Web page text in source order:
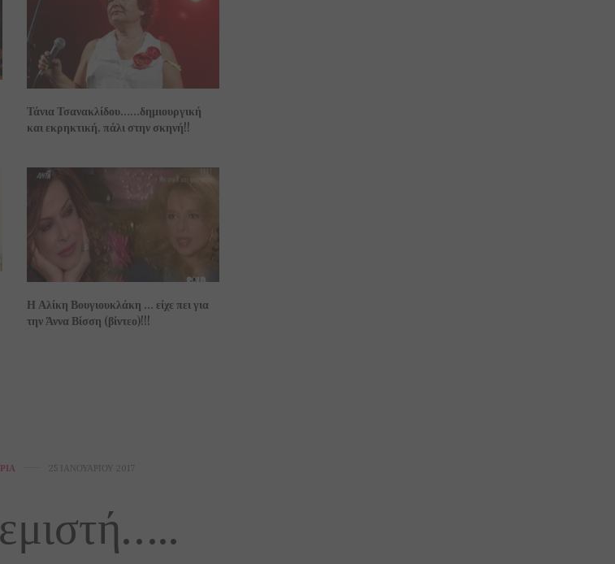
Τάνια Τσανακλίδου……δημιουργική
και εκρηκτική, πάλι στην σκηνή!!
Η Αλίκη Βουγιουκλάκη … είχε πει για
την Άννα Βίσση (βίντεο)!!!
25 ΙΑΝΟΥΑΡΊΟΥ 2017